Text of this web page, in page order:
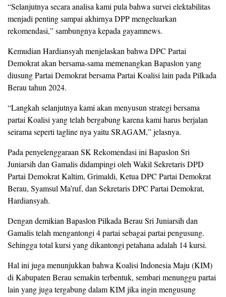
“Selanjutnya secara analisa kami pula bahwa survei elektabilitas
menjadi penting sampai akhirnya DPP mengeluarkan
rekomendasi,” sambungnya kepada gayamnews.
Kemudian Hardiansyah menjelaskan bahwa DPC Partai
Demokrat akan bersama-sama memenangkan Bapaslon yang
diusung Partai Demokrat bersama Partai Koalisi lain pada Pilkada
Berau tahun 2024.
“Langkah selanjutnya kami akan menyusun strategi bersama
partai Koalisi yang telah bergabung karena kami harus berjalan
seirama seperti tagline nya yaitu SRAGAM,” jelasnya.
Pada penyelenggaraan SK Rekomendasi ini Bapaslon Sri
Juniarsih dan Gamalis didampingi oleh Wakil Sekretaris DPD
Partai Demokrat Kaltim, Grimaldi, Ketua DPC Partai Demokrat
Berau, Syamsul Ma’ruf, dan Sekretaris DPC Partai Demokrat,
Hardiansyah.
Dengan demikian Bapaslon Pilkada Berau Sri Juniarsih dan
Gamalis telah mengantongi 4 partai sebagai partai pengusung.
Sehingga total kursi yang dikantongi petahana adalah 14 kursi.
Hal ini juga menunjukkan bahwa Koalisi Indonesia Maju (KIM)
di Kabupaten Berau semakin terbentuk, sembari menunggu partai
lain yang juga tergabung dalam KIM jika ingin mengusung